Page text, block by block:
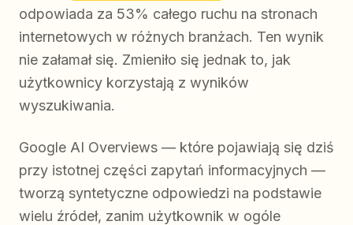
odpowiada za 53% całego ruchu na stronach
internetowych w różnych branżach. Ten wynik
nie załamał się. Zmieniło się jednak to, jak
użytkownicy korzystają z wyników
wyszukiwania.
Google AI Overviews — które pojawiają się dziś
przy istotnej części zapytań informacyjnych —
tworzą syntetyczne odpowiedzi na podstawie
wielu źródeł, zanim użytkownik w ogóle